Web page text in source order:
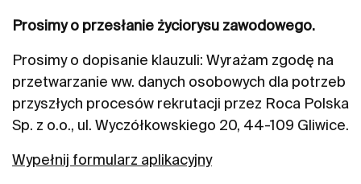
Prosimy o przesłanie życiorysu zawodowego.
Prosimy o dopisanie klauzuli: Wyrażam zgodę na
przetwarzanie ww. danych osobowych dla potrzeb
przyszłych procesów rekrutacji przez Roca Polska
Sp. z o.o., ul. Wyczółkowskiego 20, 44-109 Gliwice.
Wypełnij formularz aplikacyjny